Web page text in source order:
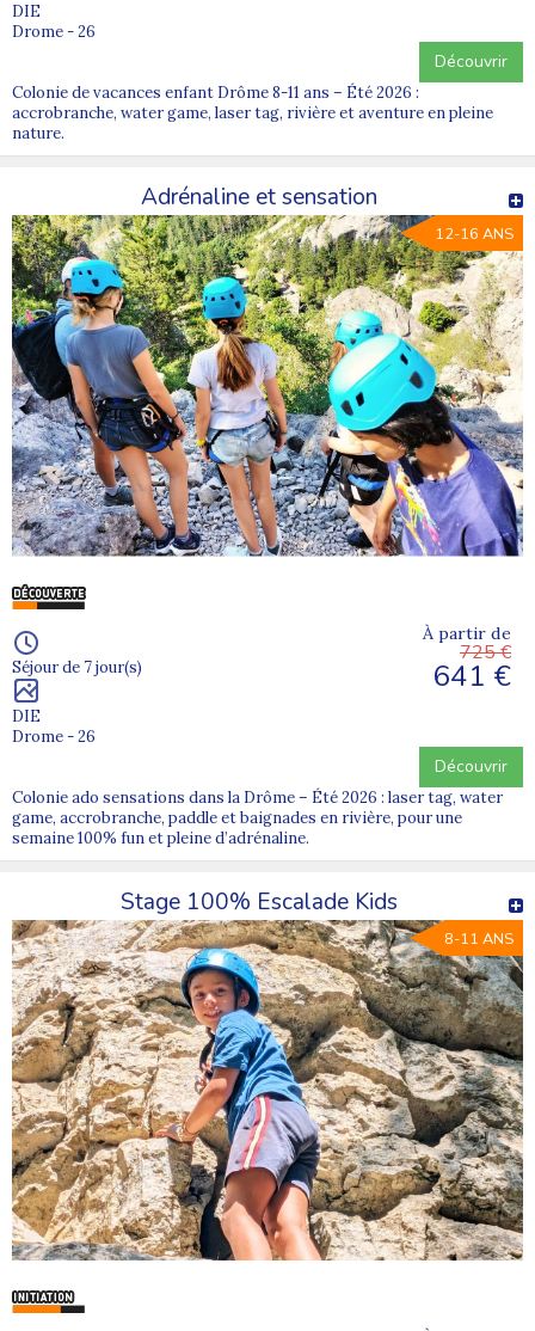
DIE
Drome - 26
Découvrir
Colonie de vacances enfant Drôme 8-11 ans – Été 2026 :
accrobranche, water game, laser tag, rivière et aventure en pleine
nature.
Adrénaline et sensation
12-16 ANS
Séjour de 7 jour(s)
DIE
Drome - 26
À partir de
725 €
641 €
Découvrir
Colonie ado sensations dans la Drôme – Été 2026 : laser tag, water
game, accrobranche, paddle et baignades en rivière, pour une
semaine 100% fun et pleine d’adrénaline.
Stage 100% Escalade Kids
8-11 ANS